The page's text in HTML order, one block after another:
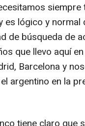
es lógico y
de búsqueda de
que llevo aquí
Barcelona y
argentino en la